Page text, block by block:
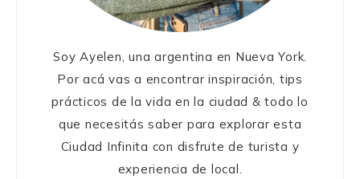
Soy Ayelen, una argentina en Nueva York.
Por acá vas a encontrar inspiración, tips
prácticos de la vida en la ciudad & todo lo
que necesitás saber para explorar esta
Ciudad Infinita con disfrute de turista y
experiencia de local.